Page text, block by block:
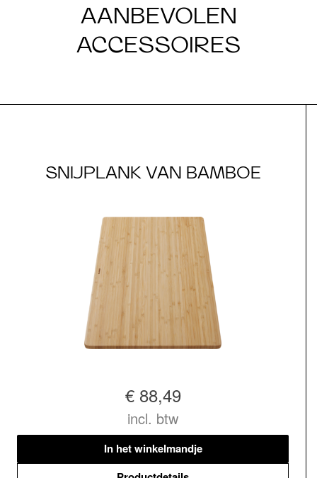
AANBEVOLEN
ACCESSOIRES
SNIJPLANK VAN BAMBOE
€ 88,49
incl. btw
In het winkelmandje